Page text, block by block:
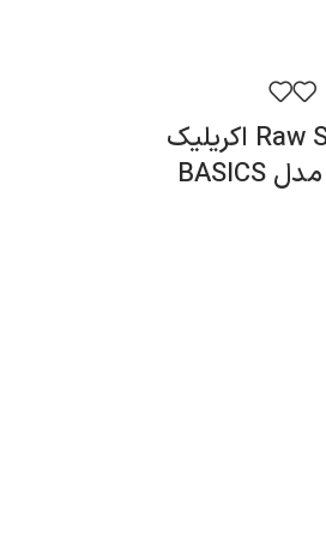
رنگ Raw Sienna اکریلیک